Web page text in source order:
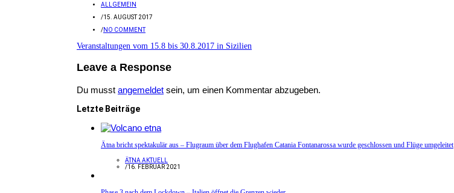
ALLGEMEIN
/15. AUGUST 2017
/NO COMMENT
Veranstaltungen vom 15.8 bis 30.8.2017 in Sizilien
Leave a Response
Du musst angemeldet sein, um einen Kommentar abzugeben.
Letzte Beiträge
Ätna bricht spektakulär aus – Flugraum über dem Flughafen Catania Fontanarossa wurde geschlossen und Flüge umgeleitet
ÄTNA AKTUELL
/16. FEBRUAR 2021